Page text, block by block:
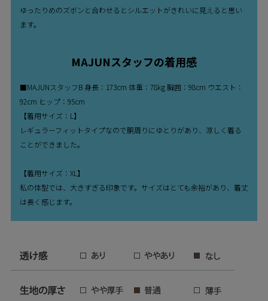
ゆったりめのズボンと合わせるとシルエットがきれいに見えると思い
ます。
MAJUNスタッフの着用感
■MAJUNスタッフB 身長：173cm 体重：78kg 胸囲：98cm ウエスト：
92cm ヒップ：95cm
【着用サイズ：L】
レギュラーフィットタイプなので胴周りにゆとりがあり、涼しく着る
ことができました。
【着用サイズ：XL】
私の体型では、大きすぎる印象です。サイズはとても余裕があり、着丈
は長く感じます。